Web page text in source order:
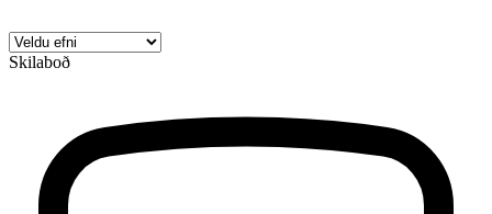
Skilaboð